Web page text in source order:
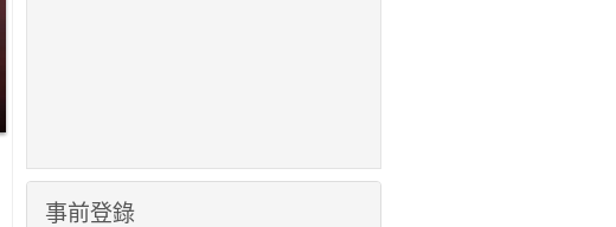
事前登錄